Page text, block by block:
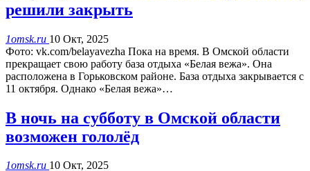
решили закрыть
1omsk.ru 10 Окт, 2025
Фото: vk.com/belayavezha Пока на время. В Омской области
прекращает свою работу база отдыха «Белая вежа». Она
расположена в Горьковском районе. База отдыха закрывается с
11 октября. Однако «Белая вежа»…
В ночь на субботу в Омской области
возможен гололёд
1omsk.ru 10 Окт, 2025